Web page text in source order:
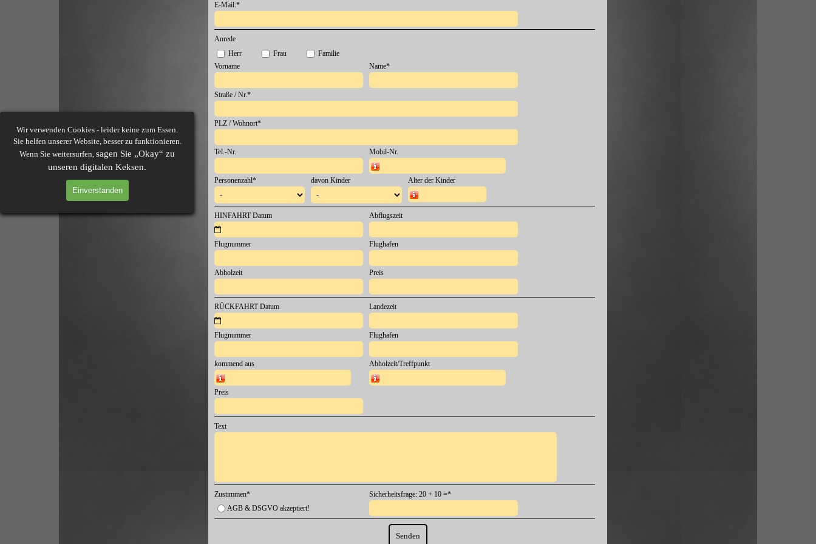
Wir verwenden Cookies - leider keine zum Essen.
Sie helfen unserer Website, besser zu funktionieren.
Wenn Sie weitersurfen, sagen Sie „Okay“ zu
unseren digitalen Keksen.
Einverstanden
E-Mail:*
Anrede
Herr
Frau
Familie
Vorname
Name*
Straße / Nr.*
PLZ / Wohnort*
Tel.-Nr.
Mobil-Nr.
Eine Mobilnummer ist bei der Rückfahrt wichtig!
Personenzahl* davon Kinder
Alter der Kinder
Format: 12/8/2 Jahre
HINFAHRT Datum Abflugszeit
Flugnummer Flughafen
Abholzeit Preis
RÜCKFAHRT Datum Landezeit
Flugnummer Flughafen
kommend aus
z.B. Antalya /AYT)
Abholzeit/Treffpunkt
Die Abholzeit am Flughafen beträgt in der Regel 30–40 Minuten nach der offiziellen Landung für LEJ, DRS und ERF sowie etwa 60 Minuten für
Preis
Text
Zustimmen*
AGB & DSGVO akzeptiert!
Sicherheitsfrage: 20 + 10 =*